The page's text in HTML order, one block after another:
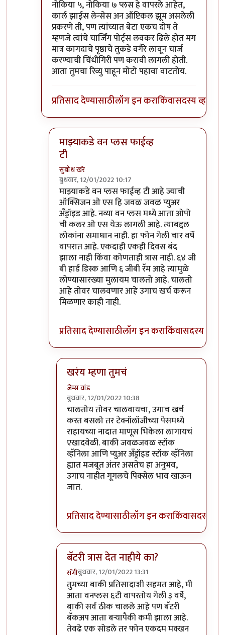
नोकिया ५, नोकिया ७ प्लस हे वापरले आहेत,
कार्ल झाईस लेन्सेस अन ऑप्टिकल झूम असलेली
प्रकरणे ती, पण त्यांच्यात बेटा एकच दोष ते
म्हणजे त्यांचे चार्जिंग पोर्ट्स लवकर ढिले होत मग
मात्र कागदाचे पृष्ठाचे तुकडे वगैरे लावून चार्ज
करण्याची चिंधीगिरी पण करावी लागली होती.
आता तुमचा रिव्यु पाहून मोटो पहावा वाटतोय.
प्रतिसाद देण्यासाठीलॉग इन कराकिंवासदस्य व्हा
माझ्याकडे वन प्लस फाईव्ह
टी
सुबोध खरे
बुधवार, 12/01/2022 10:17
In reply toअसंच काही नाहीbyजेम्स वांड
माझ्याकडे वन प्लस फाईव्ह टी आहे ज्याची
ऑक्सिजन ओ एस हि जवळ जवळ प्युअर
अँड्रॉइड आहे. नव्या वन प्लस मध्ये आता ओपो
ची कलर ओ एस येऊ लागली आहे. त्याबद्दल
लोकांना समाधान नाही. हा फोन गेली चार वर्षे
वापरात आहे. एकदाही एकही दिवस बंद
झाला नाही किंवा कोणताही त्रास नाही. ६४ जी
बी हार्ड डिस्क आणि ६ जीबी रॅम आहे त्यामुळे
लोण्यासारख्या मुलायम चालतो आहे. चालतो
आहे तोवर चालवणार आहे उगाच खर्च करून
मिळणार काही नाही.
प्रतिसाद देण्यासाठीलॉग इन कराकिंवासदस्य व्हा
खरंय म्हणा तुमचं
जेम्स वांड
बुधवार, 12/01/2022 10:38
In reply toमाझ्याकडे वन प्लस फाईव्ह टी
चालतोय तोवर चालवायचा, उगाच खर्च
करत बसलो तर टेक्नॉलॉजीच्या पेसमध्ये
राहायच्या नादात माणूस भिकेला लागायचं
एखादवेळी. बाकी जवळजवळ स्टॉक
व्हॅनिला आणि प्युअर अँड्रॉइड स्टॉक व्हॅनिला
ह्यात मजबूत अंतर असतेच हा अनुभव,
उगाच नाहीत गूगलचे पिक्सेल भाव खाऊन
जात.
प्रतिसाद देण्यासाठीलॉग इन कराकिंवासदस्य व्हा
बॅटरी त्रास देत नाहीये का?
सॅगीबुधवार, 12/01/2022 13:31
In reply toमाझ्याकडे वन प्लस फाईव्ह टी
तुमच्या बाकी प्रतिसादाशी सहमत आहे, मी
आता वनप्लस ६टी वापरतोय गेली ३ वर्षे,
बा़की सर्व ठीक चालले आहे पण बॅटरी
बॅकअप आता बर्‍यापैकी कमी झाला आहे.
तेवढे एक सोडले तर फोन एकदम मक्खन